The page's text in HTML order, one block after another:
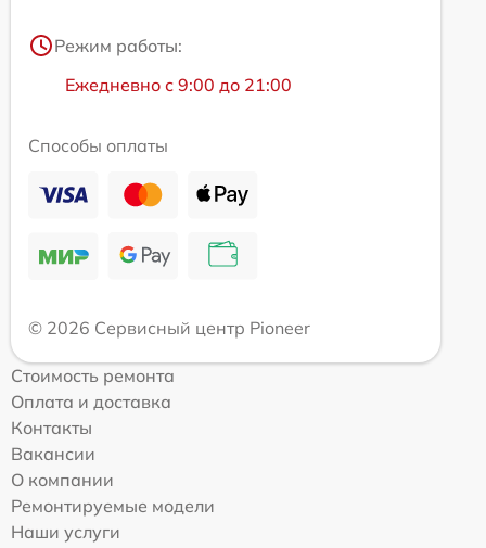
Режим работы:
Ежедневно с 9:00 до 21:00
Способы оплаты
© 2026 Сервисный центр Pioneer
Стоимость ремонта
Оплата и доставка
Контакты
Вакансии
О компании
Ремонтируемые модели
Наши услуги